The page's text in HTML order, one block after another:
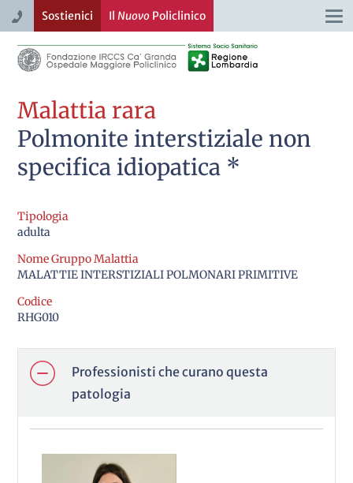
Sostienici Il NuovoPoliclinico
Malattia rara
Polmonite interstiziale non
specifica idiopatica *
Tipologia
adulta
Nome Gruppo Malattia
MALATTIE INTERSTIZIALI POLMONARI PRIMITIVE
Codice
RHG010
Professionisti che curano questa
patologia